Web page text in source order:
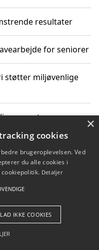
resultater
for seniorer
støtter miljøvenlige
og naturen
Aps
Betingelser
×
cookies
brugeroplevelsen. Ved
du alle cookies i
Detaljer
IKKE COOKIES